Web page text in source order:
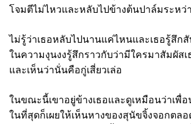
โจมตีไม่ไหวและหลับไปข้างต้นปาล์มระหว่
ไม่รู้ว่าเธอหลับไปนานแค่ไหนและเธอรู้สึก
ในความงุนงงรู้สึกราวกับว่ามีใครมาสัมผัส
และเห็นว่านั่นคือกู่เสี่ยวเล่อ
ในขณะนี้เขาอยู่ข้างเธอและดูเหมือนว่าเพื่
ในที่สุดก็เผยให้เห็นหางของสุนัขจิ้งจอกตล